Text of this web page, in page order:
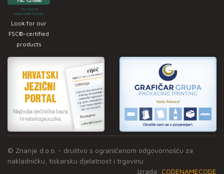
Look for our
FSC®-certified
products
© Znanje d.o.o. - društvo s ograničenom odgovornošću za
nakladničku, tiskarsku djelatnost i trgovinu.
Izrada: CODENAMECODE